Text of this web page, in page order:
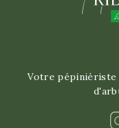
Votre pépiniériste